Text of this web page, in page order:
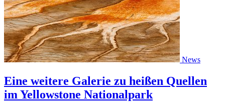
News
Eine weitere Galerie zu heißen Quellen
im Yellowstone Nationalpark